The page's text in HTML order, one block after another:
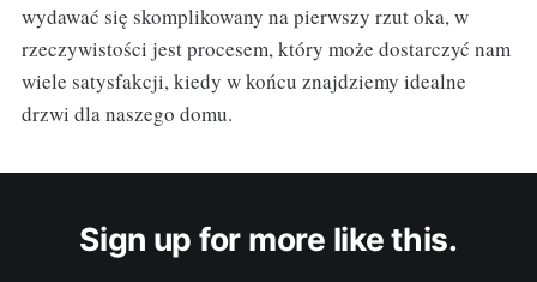
wydawać się skomplikowany na pierwszy rzut oka, w
rzeczywistości jest procesem, który może dostarczyć nam
wiele satysfakcji, kiedy w końcu znajdziemy idealne
drzwi dla naszego domu.
Sign up for more like this.